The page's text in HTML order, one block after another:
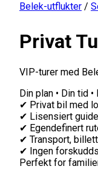
Belek-utflukter /
Privat
VIP-turer med
Din plan • Din tid
✔ Privat bil med
✔ Lisensiert guide
✔ Egendefinert
✔ Transport,
✔ Ingen
Perfekt for